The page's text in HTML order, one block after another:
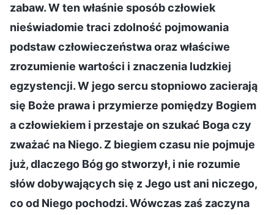
zabaw. W ten właśnie sposób człowiek
nieświadomie traci zdolność pojmowania
podstaw człowieczeństwa oraz właściwe
zrozumienie wartości i znaczenia ludzkiej
egzystencji. W jego sercu stopniowo zacierają
się Boże prawa i przymierze pomiędzy Bogiem
a człowiekiem i przestaje on szukać Boga czy
zważać na Niego. Z biegiem czasu nie pojmuje
już, dlaczego Bóg go stworzył, i nie rozumie
słów dobywających się z Jego ust ani niczego,
co od Niego pochodzi. Wówczas zaś zaczyna